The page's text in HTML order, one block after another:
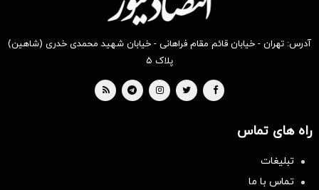
آدرس: تهران - خیابان قائم مقام فراهانی - خیابان شهید محمدی خدری (شاهین)
پلاک ۵
راه های تماس
تبلیغات
تماس با ما